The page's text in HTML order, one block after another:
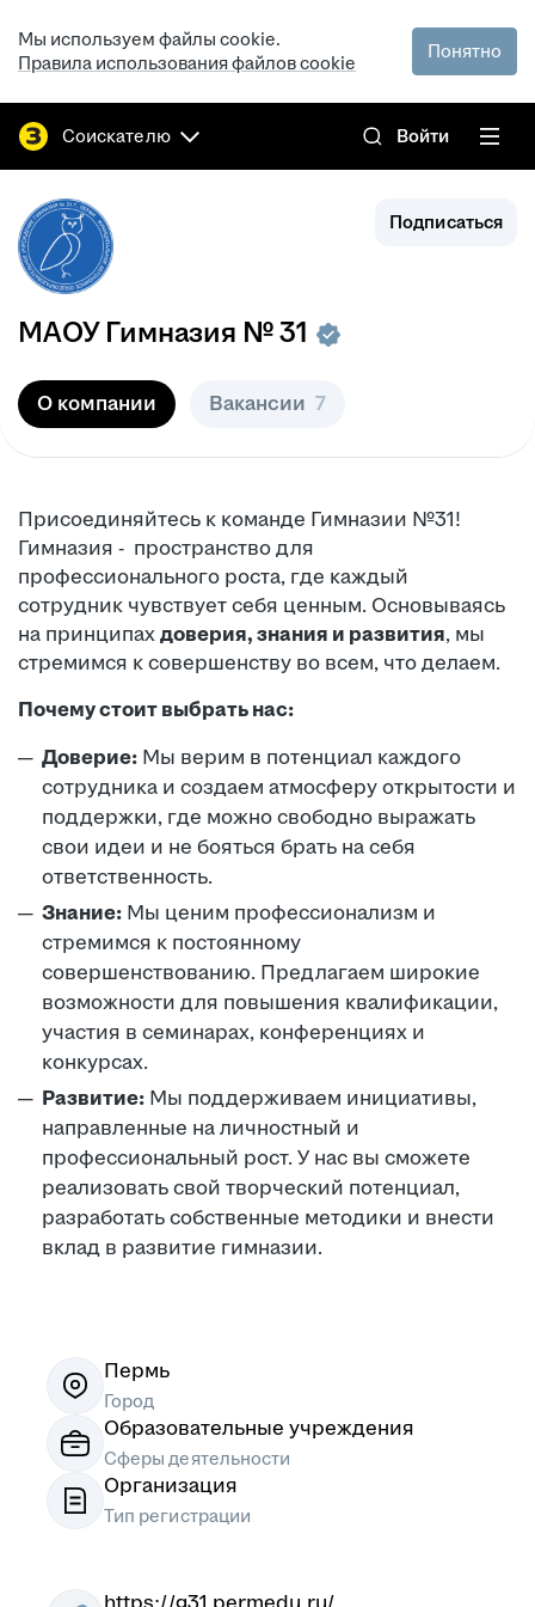
Мы используем файлы cookie.
Правила использования файлов cookie
Понятно
Соискателю Войти
Подписаться
МАОУ Гимназия № 31
О компании Вакансии 7
Присоединяйтесь к команде Гимназии №31!
Гимназия - пространство для
профессионального роста, где каждый
сотрудник чувствует себя ценным. Основываясь
на принципах доверия, знания и развития, мы
стремимся к совершенству во всем, что делаем.
Почему стоит выбрать нас:
Доверие: Мы верим в потенциал каждого
сотрудника и создаем атмосферу открытости и
поддержки, где можно свободно выражать
свои идеи и не бояться брать на себя
ответственность.
Знание: Мы ценим профессионализм и
стремимся к постоянному
совершенствованию. Предлагаем широкие
возможности для повышения квалификации,
участия в семинарах, конференциях и
конкурсах.
Развитие: Мы поддерживаем инициативы,
направленные на личностный и
профессиональный рост. У нас вы сможете
реализовать свой творческий потенциал,
разработать собственные методики и внести
вклад в развитие гимназии.
Пермь
Город
Образовательные учреждения
Сферы деятельности
Организация
Тип регистрации